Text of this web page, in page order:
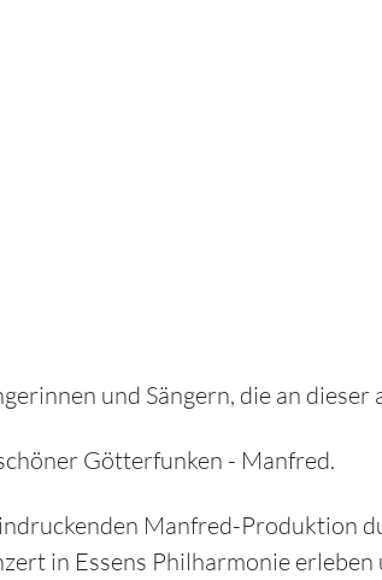
und Sängern, die an
Götterfunken - Manfred.
Manfred-Produktion
in Essens Philharmonie